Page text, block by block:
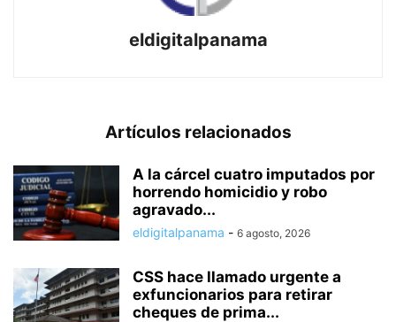
eldigitalpanama
Artículos relacionados
A la cárcel cuatro imputados por
horrendo homicidio y robo
agravado...
eldigitalpanama - 6 agosto, 2026
CSS hace llamado urgente a
exfuncionarios para retirar
cheques de prima...